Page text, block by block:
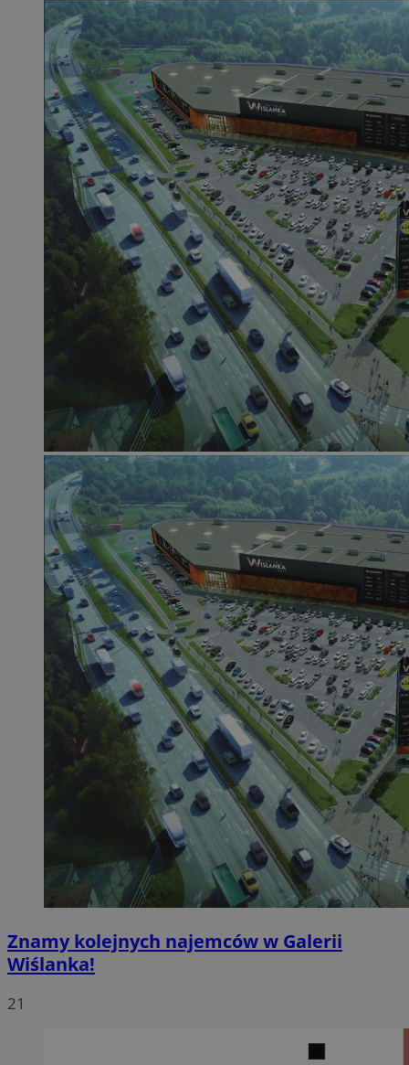
Znamy kolejnych najemców w Galerii
Wiślanka!
21